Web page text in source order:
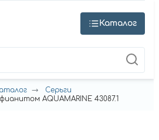
Каталог
Серьги
AQUAMARINE 43087.1